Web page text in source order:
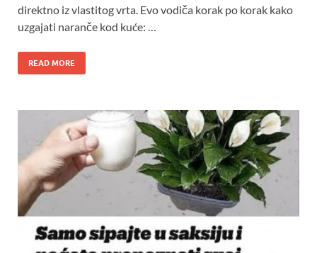
direktno iz vlastitog vrta. Evo vodiča korak po korak kako
uzgajati naranče kod kuće: …
READ MORE